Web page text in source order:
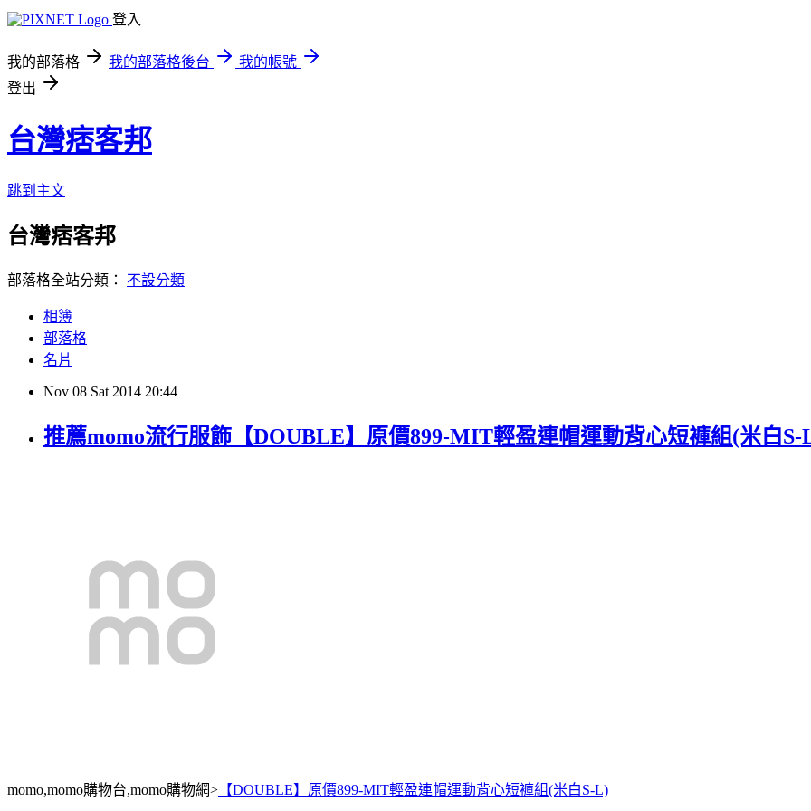
登入
我的部落格 我的部落格後台
我的帳號
登出
台灣痞客邦
跳到主文
台灣痞客邦
部落格全站分類： 不設分類
相簿
部落格
名片
Nov 08 Sat 2014 20:44
推薦momo流行服飾【DOUBLE】原價899-MIT輕盈連帽運動背心短褲組(米白S-
momo,momo購物台,momo購物網> 【DOUBLE】原價899-MIT輕盈連帽運動背心短褲組(米白S-L)